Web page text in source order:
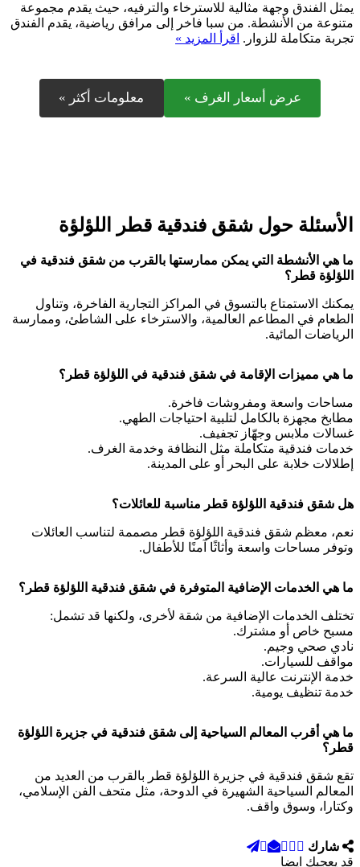
يمثل الفندق وجهة مثالية للاسترخاء والترفيه، حيث يقدم مجموعة
متنوعة من الأنشطة. من سبا فاخر إلى مرافق رياضية، يقدم الفندق
تجربة متكاملة للزوار. اقرأ المزيد »
عرض أسعار الغرف » معلومات أكثر »
الأسئلة حول شقق فندقية قطر اللؤلؤة
ما هي الأنشطة التي يمكن ممارستها بالقرب من شقق فندقية في
اللؤلؤة قطر؟
يمكنك الاستمتاع بالتسوق في المراكز التجارية الفاخرة، وتناول
الطعام في المطاعم العالمية، والاسترخاء على الشاطئ، وممارسة
الرياضات المائية.
ما هي مميزات الإقامة في شقق فندقية في اللؤلؤة قطر؟
مساحات واسعة ومفروشات فاخرة.
مطابخ مجهزة بالكامل لتلبية احتياجات الطهي.
غسالات ملابس وجهّاز تجفيف.
خدمات فندقية متكاملة مثل النظافة وخدمة الغرف.
إطلالات خلابة على البحر أو على المدينة.
هل شقق فندقية اللؤلؤة قطر مناسبة للعائلات؟
نعم، معظم شقق فندقية اللؤلؤة قطر مصممة لتناسب العائلات
وتوفر مساحات واسعة وأثاثًا آمنًا للأطفال.
ما هي الخدمات الإضافية المتوفرة في شقق فندقية اللؤلؤة قطر؟
تختلف الخدمات الإضافية من شقة لأخرى، ولكنها قد تشمل:
مسبح خاص أو مشترك.
نادي صحي وجيم.
مواقف للسيارات.
خدمة الإنترنت عالية السرعة.
خدمة تنظيف يومية.
ما هي أقرب المعالم السياحية إلى شقق فندقية في جزيرة اللؤلؤة
قطر؟
تقع شقق فندقية في جزيرة اللؤلؤة قطر بالقرب من العديد من
المعالم السياحية الشهيرة في الدوحة، مثل متحف الفن الإسلامي،
وكتارا، وسوق واقف.
شارك
قد يعجبك ايضا